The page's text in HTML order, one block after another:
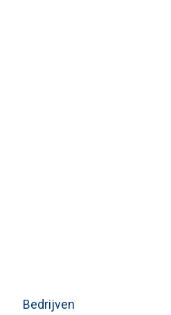
Bedrijven